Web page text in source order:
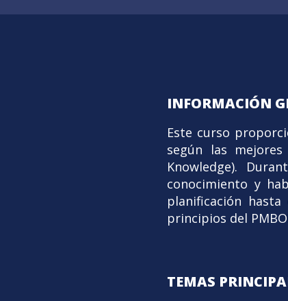
INFORMACIÓN
Este curso
según las
Knowledge).
conocimiento y
planificación
principios del
TEMAS